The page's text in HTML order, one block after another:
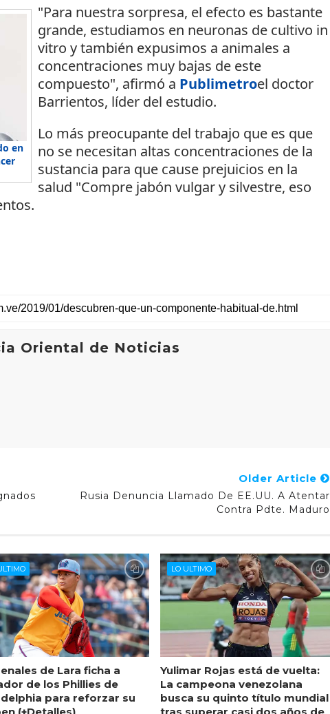
en
"Para nuestra sorpresa, el efecto es bastante
grande, estudiamos en neuronas de cultivo in
vitro y también expusimos a animales a
concentraciones muy bajas de este
compuesto", afirmó a Publimetroel doctor
Barrientos, líder del estudio.
Lo más preocupante del trabajo que es que
no se necesitan altas concentraciones de la
sustancia para que cause prejuicios en la
salud "Compre jabón vulgar y silvestre, eso
Oriental de Noticias
Older Article
Rusia Denuncia Llamado De EE.UU. A Atentar
Contra Pdte. Maduro
de Lara ficha a
de los Phillies de
para reforzar su
LO ULTIMO
Yulimar Rojas está de vuelta:
La campeona venezolana
busca su quinto título mundial